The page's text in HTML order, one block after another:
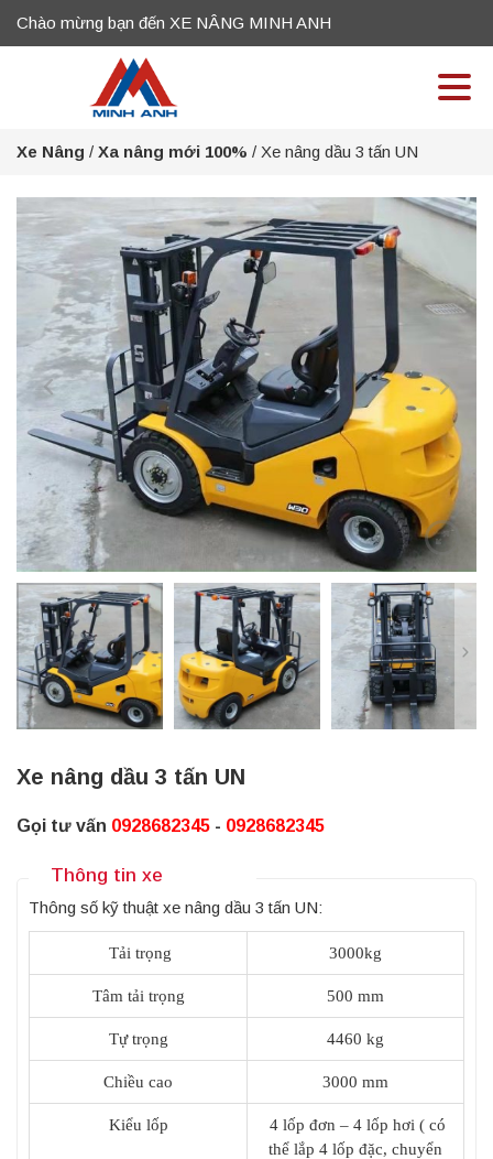
Chào mừng bạn đến XE NÂNG MINH ANH
Xe Nâng / Xa nâng mới 100% / Xe nâng dầu 3 tấn UN
Xe nâng dầu 3 tấn UN
Gọi tư vấn 0928682345 - 0928682345
Thông tin xe
Thông số kỹ thuật xe nâng dầu 3 tấn UN:
Tải trọng 3000kg
Tâm tải trọng 500 mm
Tự trọng 4460 kg
Chiều cao 3000 mm
Kiểu lốp
4 lốp đơn – 4 lốp hơi ( có
thể lắp 4 lốp đặc, chuyển